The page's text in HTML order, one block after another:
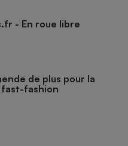
- En roue libre
de plus pour la
fashion